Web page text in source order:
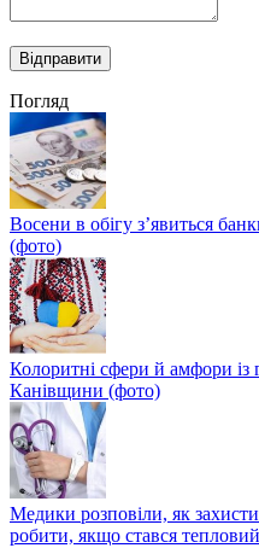
Погляд
Восени в обігу з’явиться
(фото)
Колоритні сфери й амфори із
Канівщини (фото)
Медики розповіли, як
робити, якщо стався